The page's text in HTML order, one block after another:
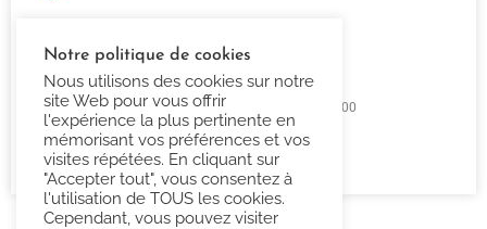
23 Boulevard de Guizard 12500 Espalion
Lundi au Vendredi 9h00 -12h00 / 14h00 - 18h00
Fermé Samedi et Dimanche
Notre politique de cookies
Nous utilisons des cookies sur notre
site Web pour vous offrir
l'expérience la plus pertinente en
mémorisant vos préférences et vos
visites répétées. En cliquant sur
"Accepter tout", vous consentez à
l'utilisation de TOUS les cookies.
Cependant, vous pouvez visiter